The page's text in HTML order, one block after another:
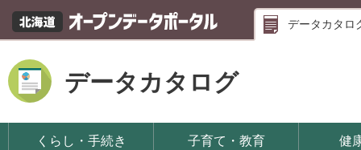
データカタロ
データカタログ
くらし・手続き 子育て・教育 健